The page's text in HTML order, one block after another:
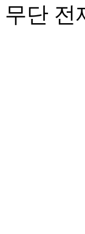
무단 전